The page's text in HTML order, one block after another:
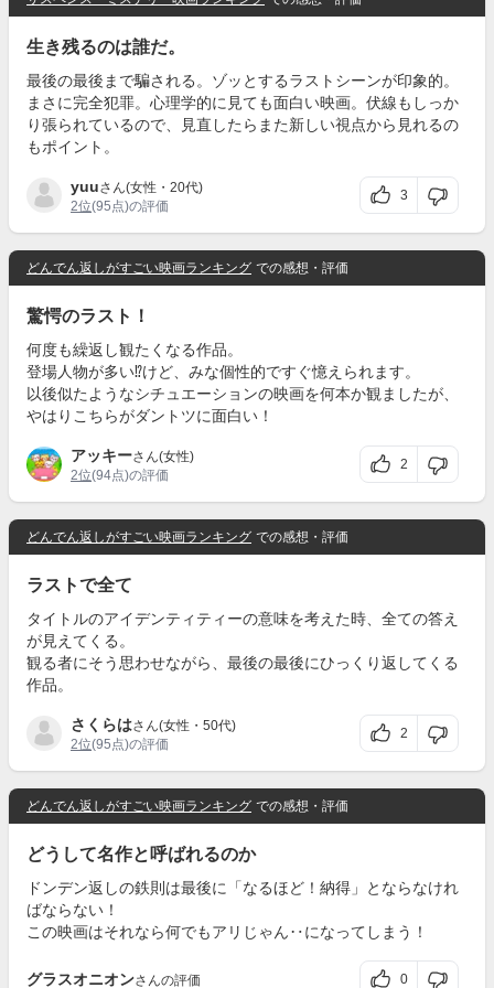
生き残るのは誰だ。
最後の最後まで騙される。ゾッとするラストシーンが印象的。
まさに完全犯罪。心理学的に見ても面白い映画。伏線もしっか
り張られているので、見直したらまた新しい視点から見れるの
もポイント。
yuuさん(女性・20代)
2位(95点)の評価
3
どんでん返しがすごい映画ランキング での感想・評価
驚愕のラスト！
何度も繰返し観たくなる作品。
登場人物が多い⁉️けど、みな個性的ですぐ憶えられます。
以後似たようなシチュエーションの映画を何本か観ましたが、
やはりこちらがダントツに面白い！
アッキーさん(女性)
2位(94点)の評価
2
どんでん返しがすごい映画ランキング での感想・評価
ラストで全て
タイトルのアイデンティティーの意味を考えた時、全ての答え
が見えてくる。
観る者にそう思わせながら、最後の最後にひっくり返してくる
作品。
さくらはさん(女性・50代)
2位(95点)の評価
2
どんでん返しがすごい映画ランキング での感想・評価
どうして名作と呼ばれるのか
ドンデン返しの鉄則は最後に「なるほど！納得」とならなけれ
ばならない！
この映画はそれなら何でもアリじゃん‥になってしまう！
グラスオニオンさんの評価 0